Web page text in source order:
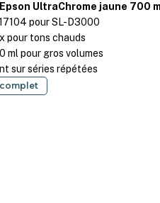
UltraChrome jaune 700
pour SL-D3000
pour tons chauds
ml pour gros volumes
sur séries répétées